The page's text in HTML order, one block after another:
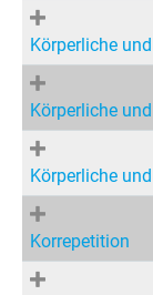
Körperliche
Körperliche
Körperliche
Korrepetition